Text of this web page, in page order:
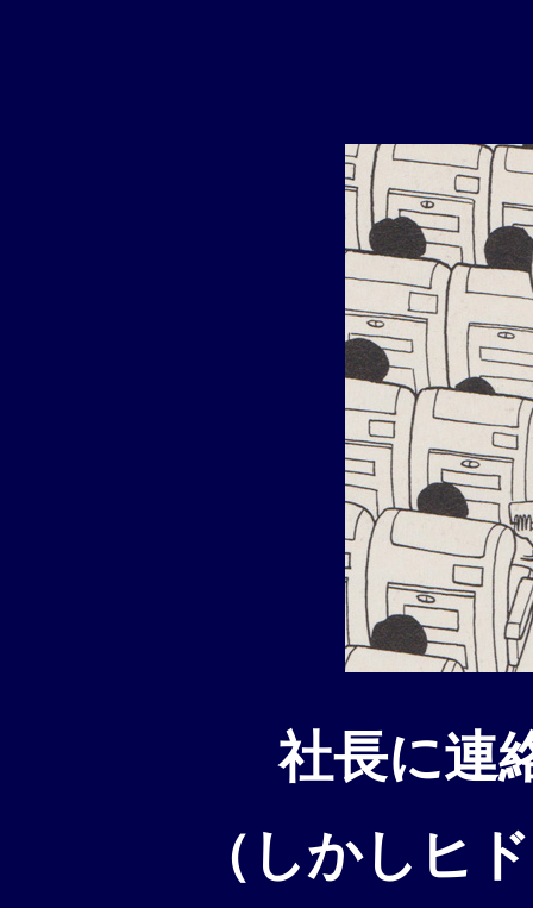
社長に連
（しかしヒ